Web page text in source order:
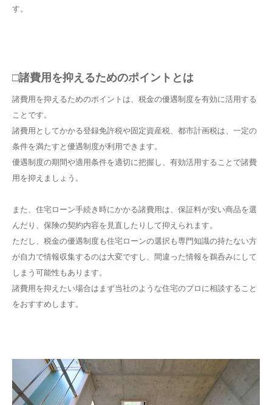
す。
□諸費用を抑えるためのポイントとは
諸費用を抑えるためのポイントは、税金の優遇制度を有効に活用する
ことです。
諸費用としてかかる登録免許税や固定資産税、都市計画税は、一定の
条件を満たすと優遇制度が利用できます。
優遇制度の期間や適用条件を適切に把握し、有効活用することで諸費
用を抑えましょう。
また、住宅ローン手続き時にかかる諸費用は、保証料が安い商品を選
んだり、保険の契約内容を見直したりして抑えられます。
ただし、税金の優遇制度も住宅ローンの選択も専門知識の持たない方
が自力で情報収集するのは大変ですし、間違った情報を鵜呑みにして
しまう可能性もあります。
諸費用を抑えたい場合はまず当社のような住宅のプロに相談すること
をおすすめします。